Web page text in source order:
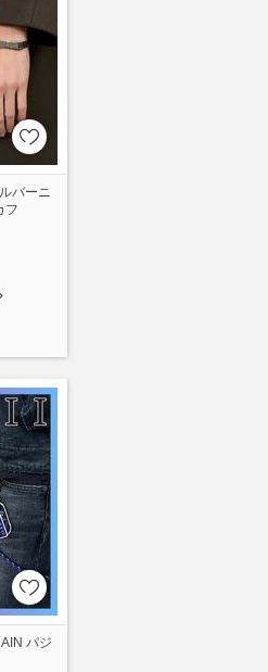
バーニ
フ
パジ